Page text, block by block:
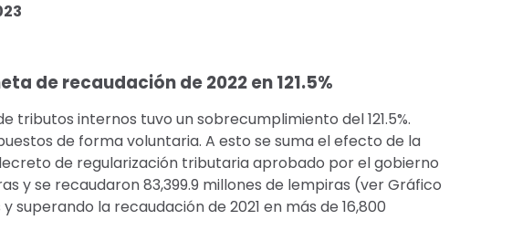
de recaudación de 2022 en 121.5%
internos tuvo un sobrecumplimiento del 121.5%.
de forma voluntaria. A esto se suma el efecto de la
de regularización tributaria aprobado por el gobierno
y se recaudaron 83,399.9 millones de lempiras (ver Gráfico
la recaudación de 2021 en más de 16,800